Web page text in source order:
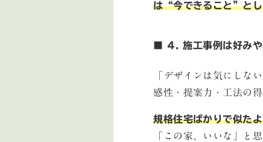
は“今できること”とし
■ 4. 施工事例は好みや
「デザインは気にしな
感性・提案力・工法の
規格住宅ばかりで似た
「この家、いいな」と